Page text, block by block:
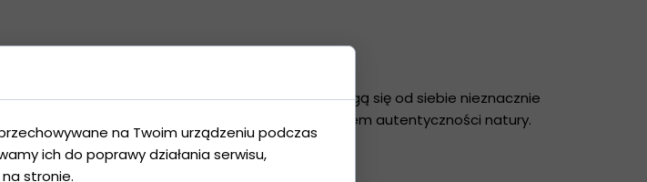
kamieni, dlatego poszczególne egzemplarze mogą się od siebie nieznacznie
kamieni, co jest ich unikalną cechą i potwierdzeniem autentyczności natury.
na Twoim urządzeniu podczas
ich do poprawy działania serwisu,
stronie.